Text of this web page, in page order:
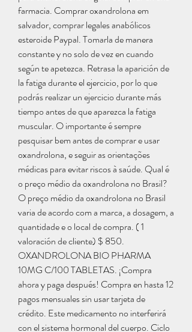
farmacia. Comprar oxandrolona em
salvador, comprar legales anabólicos
esteroide Paypal. Tomarla de manera
constante y no solo de vez en cuando
según te apetezca. Retrasa la aparición de
la fatiga durante el ejercicio, por lo que
podrás realizar un ejercicio durante más
tiempo antes de que aparezca la fatiga
muscular. O importante é sempre
pesquisar bem antes de comprar e usar
oxandrolona, e seguir as orientações
médicas para evitar riscos à saúde. Qual é
o preço médio da oxandrolona no Brasil?
O preço médio da oxandrolona no Brasil
varia de acordo com a marca, a dosagem, a
quantidade e o local de compra. ( 1
valoración de cliente) $ 850.
OXANDROLONA BIO PHARMA
10MG C/100 TABLETAS. ¡Compra
ahora y paga después! Compra en hasta 12
pagos mensuales sin usar tarjeta de
crédito. Este medicamento no interferirá
con el sistema hormonal del cuerpo. Ciclo